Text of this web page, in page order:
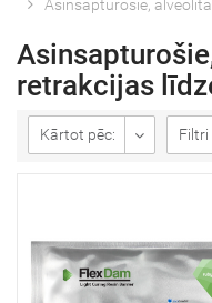
Asinsapturošie,
retrakcijas
Kārtot pēc: Filtri